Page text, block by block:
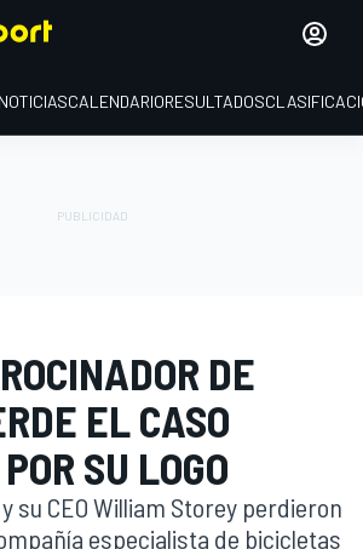
NOTICIASCALENDARIORESULTADOS
DE
EL CASO
SU LOGO
su CEO William Storey perdieron
especialista de bicicletas